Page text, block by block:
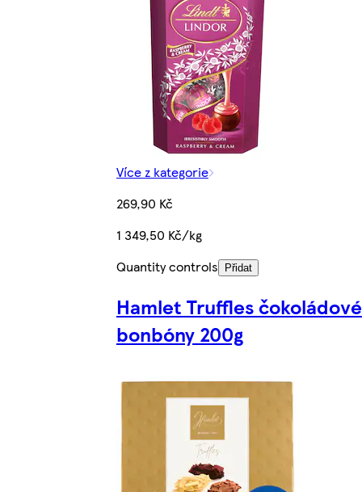
Více z kategorie
269,90 Kč
1 349,50 Kč/kg
Quantity controls
Přidat
Hamlet Truffles čokoládové
bonbóny 200g